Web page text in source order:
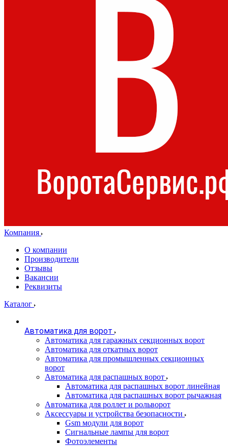
Компания
О компании
Производители
Отзывы
Вакансии
Реквизиты
Каталог
Автоматика для ворот
Автоматика для гаражных секционных ворот
Автоматика для откатных ворот
Автоматика для промышленных секционных
ворот
Автоматика для распашных ворот
Автоматика для распашных ворот линейная
Автоматика для распашных ворот рычажная
Автоматика для роллет и рольворот
Аксессуары и устройства безопасности
Gsm модули для ворот
Сигнальные лампы для ворот
Фотоэлементы